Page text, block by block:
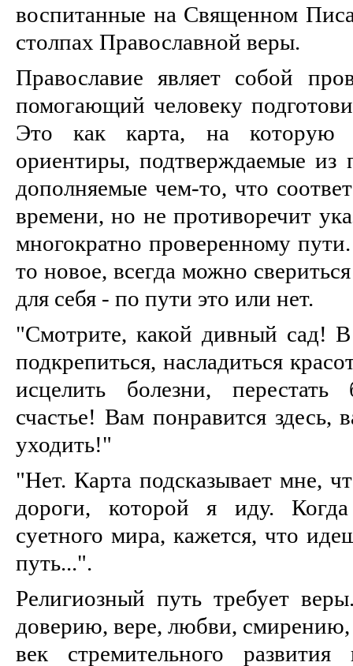
воспитанные на Священном
столпах Православной веры.
Православие являет собой
помогающий человеку
Это как карта, на которую
ориентиры, подтверждаемые из
дополняемые чем-то, что
времени, но не противоречит
многократно проверенному
то новое, всегда можно
для себя - по пути это или нет.
"Смотрите, какой дивный сад!
подкрепиться, насладиться
исцелить болезни, перестать
счастье! Вам понравится здесь,
уходить!"
"Нет. Карта подсказывает мне,
дороги, которой я иду.
суетного мира, кажется, что
путь...".
Религиозный путь требует
доверию, вере, любви,
век стремительного